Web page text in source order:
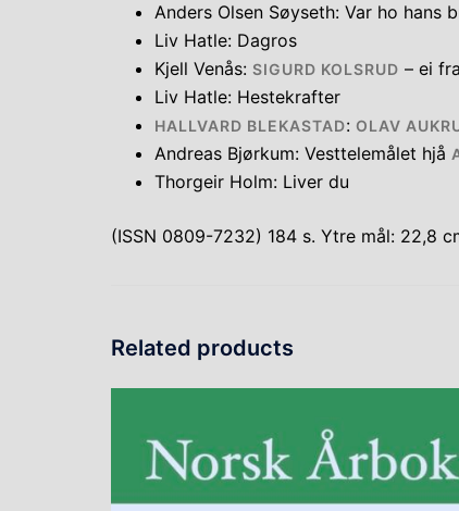
Anders Olsen Søyseth: Var ho hans
Liv Hatle: Dagros
Kjell Venås: SIGURD KOLSRUD – ei
Liv Hatle: Hestekrafter
HALLVARD BLEKASTAD: OLAV
Andreas Bjørkum: Vesttelemålet hjå
Thorgeir Holm: Liver du
(ISSN 0809-7232) 184 s. Ytre mål: 22,8
Related products